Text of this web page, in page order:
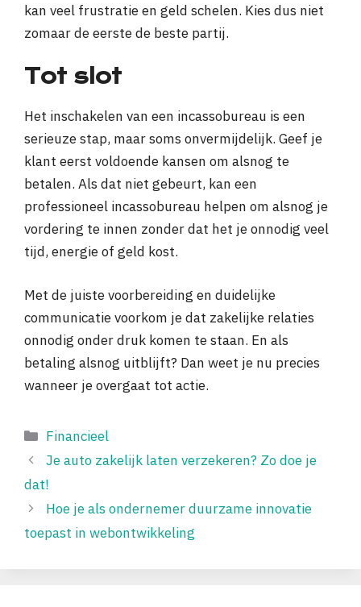
kan veel frustratie en geld schelen. Kies dus niet
zomaar de eerste de beste partij.
Tot slot
Het inschakelen van een incassobureau is een
serieuze stap, maar soms onvermijdelijk. Geef je
klant eerst voldoende kansen om alsnog te
betalen. Als dat niet gebeurt, kan een
professioneel incassobureau helpen om alsnog je
vordering te innen zonder dat het je onnodig veel
tijd, energie of geld kost.
Met de juiste voorbereiding en duidelijke
communicatie voorkom je dat zakelijke relaties
onnodig onder druk komen te staan. En als
betaling alsnog uitblijft? Dan weet je nu precies
wanneer je overgaat tot actie.
Categorieën
Financieel
Je auto zakelijk laten verzekeren? Zo doe je
dat!
Hoe je als ondernemer duurzame innovatie
toepast in webontwikkeling